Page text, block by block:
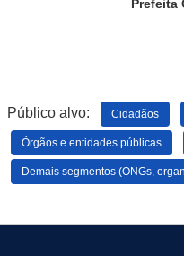
Prefeita
Público alvo: Cidadãos
Órgãos e entidades públicas
Demais segmentos (ONGs,